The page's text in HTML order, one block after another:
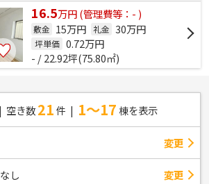
16.5万円(管理費等：- )
敷金 15万円 礼金 30万円
坪単価 0.72万円
- / 22.92坪(75.80㎡)
空き数 21件 1～17棟を表示
変更
なし 変更